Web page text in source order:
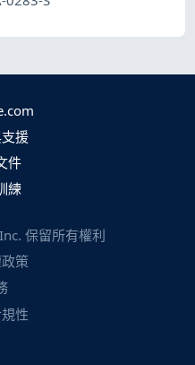
援
件
練
保留所有權利
策
性